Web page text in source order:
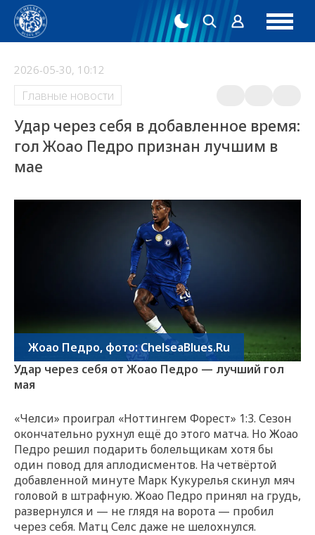
2026-05-30, 10:12
Главные новости
Удар через себя в добавленное время:
гол Жоао Педро признан лучшим в
мае
Жоао Педро, фото: ChelseaBlues.Ru
Удар через себя от Жоао Педро — лучший гол
мая
«Челси» проиграл «Ноттингем Форест» 1:3. Сезон
окончательно рухнул ещё до этого матча. Но Жоао
Педро решил подарить болельщикам хотя бы
один повод для аплодисментов. На четвёртой
добавленной минуте Марк Кукурелья скинул мяч
головой в штрафную. Жоао Педро принял на грудь,
развернулся и — не глядя на ворота — пробил
через себя. Матц Селс даже не шелохнулся.